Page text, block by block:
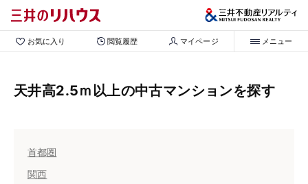
お気に入り 閲覧履歴 マイページ メニュー
天井高2.5ｍ以上の中古マンションを探す
首都圏
関西